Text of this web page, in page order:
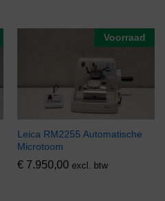
Voorraad
Leica RM2255 Automatische
Microtoom
€ 7.950,00 excl. btw